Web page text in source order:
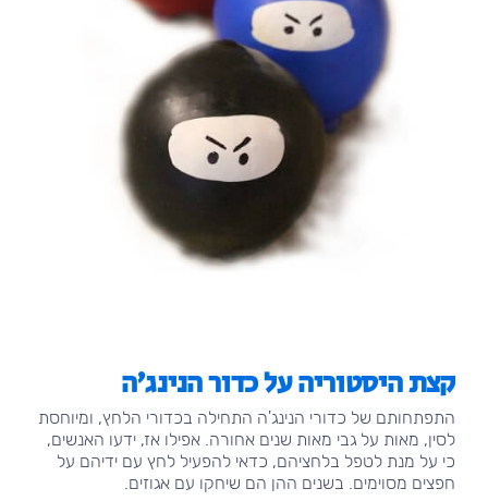
קצת היסטוריה על כדור הנינג'ה
התפתחותם של כדורי הנינג'ה התחילה בכדורי הלחץ, ומיוחסת
לסין, מאות על גבי מאות שנים אחורה. אפילו אז, ידעו האנשים,
כי על מנת לטפל בלחציהם, כדאי להפעיל לחץ עם ידיהם על
חפצים מסוימים. בשנים ההן הם שיחקו עם אגוזים.